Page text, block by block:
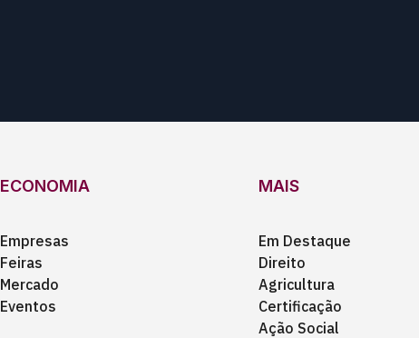
ECONOMIA
Empresas
Feiras
Mercado
Eventos
MAIS
Em Destaque
Direito
Agricultura
Certificação
Ação Social